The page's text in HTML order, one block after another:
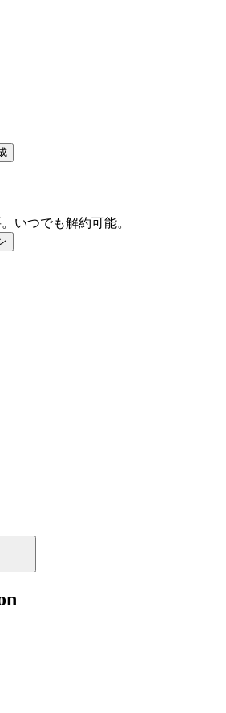
いつでも解約可能。